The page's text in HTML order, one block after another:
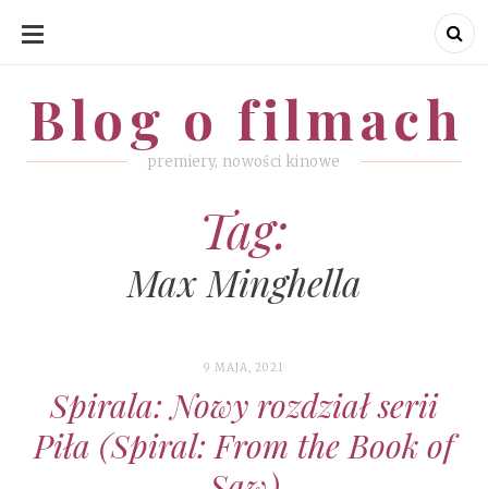
SKIP
CONTENT
Blog o filmach
premiery, nowości kinowe
Blog o filmach
Tag:
Max Minghella
9 MAJA, 2021
Spirala: Nowy rozdział serii
Piła (Spiral: From the Book of